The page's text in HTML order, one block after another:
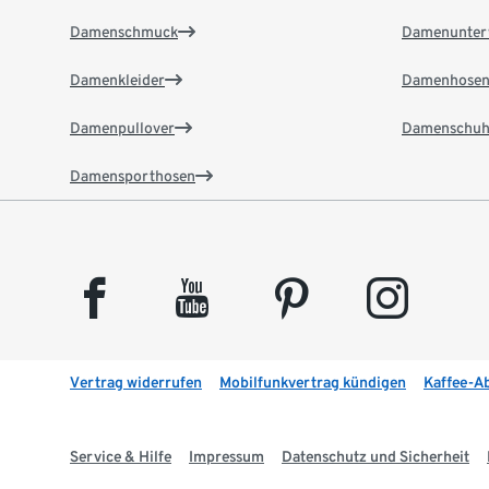
Damenschmuck
Damenkleider
Damenpullover
Damensporthosen
Damenhosen
facebook youtube pinterest instagram
Vertrag widerrufen Mobilfunkvertrag kündigen Kaffee-
Service & Hilfe Impressum Datenschutz und Sicherheit